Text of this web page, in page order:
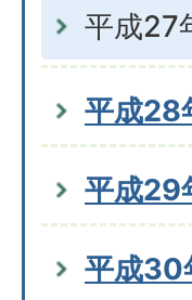
平成27
平成28
平成29
平成30